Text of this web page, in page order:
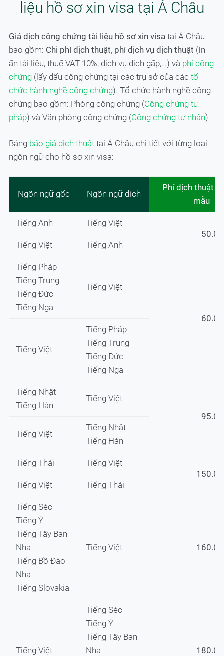
liệu hồ sơ xin visa tại Á Châu
Giá dịch công chứng tài liệu hồ sơ xin visa tại Á Châu
bao gồm: Chi phí dịch thuật, phí dịch vụ dịch thuật (In
ấn tài liệu, thuế VAT 10%, dịch vụ dịch gấp,…) và phí công
chứng(lấy dấu công chứng tại các trụ sở của các tổ
chức hành nghề công chứng). Tổ chức hành nghề công
chứng bao gồm: Phòng công chứng (Công chứng tư
pháp) và Văn phòng công chứng (Công chứng tư nhân)
Bảng báo giá dịch thuậttại Á Châu chi tiết với từng loại
ngôn ngữ cho hồ sơ xin visa:
Ngôn ngữ gốc Ngôn ngữ đích
Phí dịch thuật
mẫu
Tiếng Anh
Tiếng Việt
Tiếng Việt
Tiếng Anh
Tiếng Pháp
Tiếng Trung
Tiếng Đức
Tiếng Nga
Tiếng Việt
Tiếng Việt
Tiếng Pháp
Tiếng Trung
Tiếng Đức
Tiếng Nga
Tiếng Nhật
Tiếng Hàn
Tiếng Việt
Tiếng Việt
Tiếng Nhật
Tiếng Hàn
Tiếng Thái
Tiếng Việt
Tiếng Việt
Tiếng Thái
Tiếng Séc
Tiếng Ý
Tiếng Tây Ban
Nha
Tiếng Bồ Đào
Nha
Tiếng Slovakia
Tiếng Việt
Tiếng Việt
Tiếng Séc
Tiếng Ý
Tiếng Tây Ban
Nha